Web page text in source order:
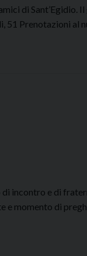
di Sant’Egidio.
51 Prenotazioni al
di incontro e di
e momento di